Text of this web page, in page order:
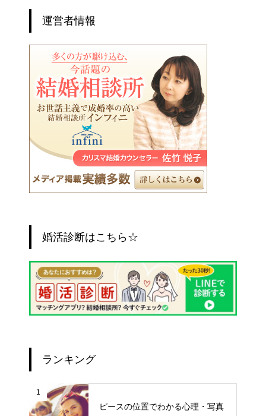
運営者情報
婚活診断はこちら☆
ランキング
1
ピースの位置でわかる心理・写真